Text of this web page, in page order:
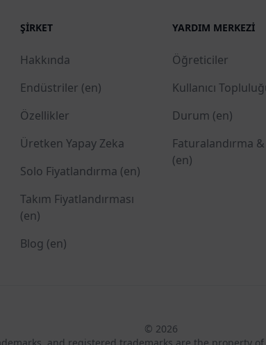
ŞIRKET
Hakkında
Endüstriler (en)
Özellikler
Üretken Yapay Zeka
Solo Fiyatlandırma (en)
Takım Fiyatlandırması
(en)
Blog (en)
YARDIM MERKEZI
Öğreticiler
Kullanıcı
Durum (en)
Faturalandırma &
(en)
© 2026